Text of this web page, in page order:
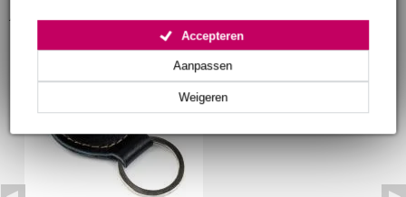
Weigeren
Aanpassen
Accepteren